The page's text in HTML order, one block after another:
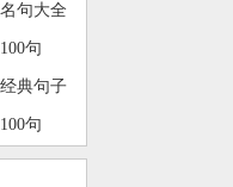
句大全
句
典句子
句